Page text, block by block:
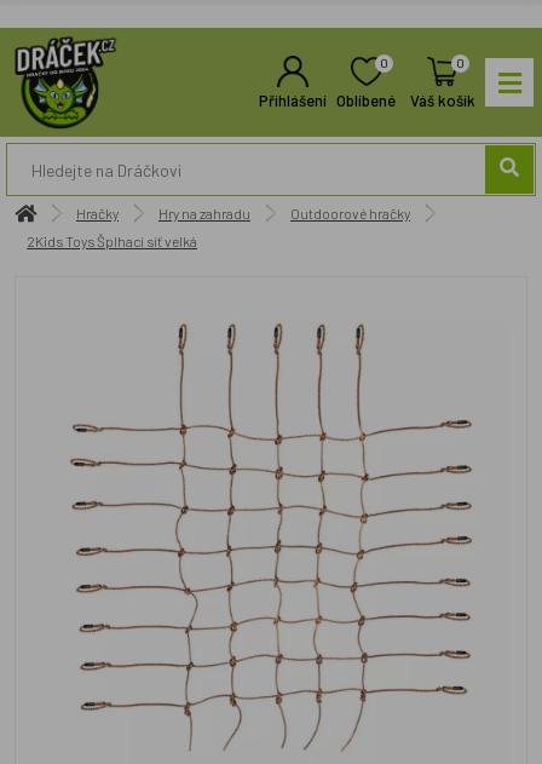
Přihlášení
0
Oblíbené
0
Váš košík
Hračky Hry na zahradu
Outdoorové hračky
2Kids Toys Šplhací síť velká